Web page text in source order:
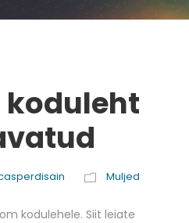
Muljed
kodulehele. Siit leiate